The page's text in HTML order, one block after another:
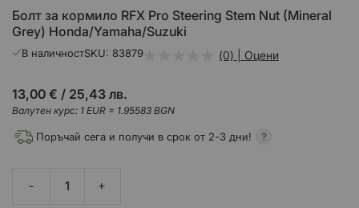
на
галерия
със
Болт за кормило RFX Pro Steering Stem Nut (Mineral
Grey) Honda/Yamaha/Suzuki
В наличностSKU 83879 (0) | Оцени
13,00 € / 25,43 лв.
Валутен курс: 1 EUR = 1.95583 BGN
Поръчай сега и получи в срок от 2-3 дни!